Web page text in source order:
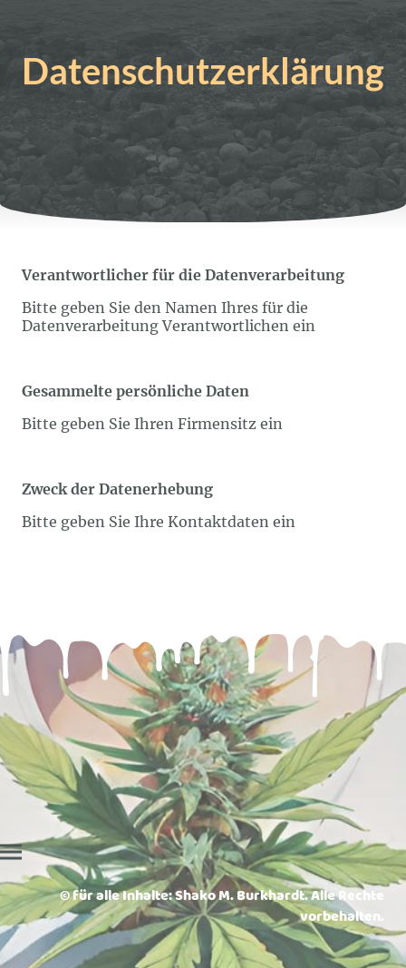
Datenschutzerklärung
Verantwortlicher für die Datenverarbeitung
Bitte geben Sie den Namen Ihres für die
Datenverarbeitung Verantwortlichen ein
Gesammelte persönliche Daten
Bitte geben Sie Ihren Firmensitz ein
Zweck der Datenerhebung
Bitte geben Sie Ihre Kontaktdaten ein
© für alle Inhalte: Shako M. Burkhardt. Alle Rechte
vorbehalten.